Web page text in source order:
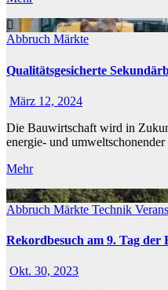
Abbruch Märkte
Qualitätsgesicherte
März 12, 2024
Die Bauwirtschaft wird in
energie- und
Mehr
Abbruch Märkte Technik
Rekordbesuch am 9. Tag der
Okt. 30, 2023